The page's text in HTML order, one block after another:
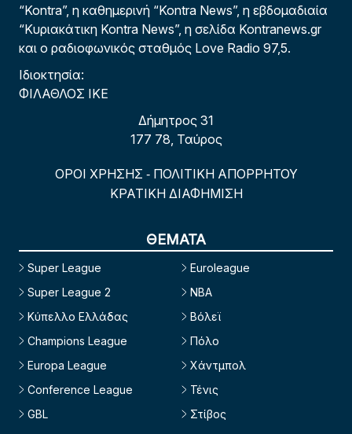
“Kontra”, η καθημερινή “Kontra News”, η εβδομαδιαία
“Κυριακάτικη Kontra News”, η σελίδα Kontranews.gr
και ο ραδιοφωνικός σταθμός Love Radio 97,5.
Ιδιοκτησία:
ΦΙΛΑΘΛΟΣ ΙΚΕ
Δήμητρος 31
177 78, Ταύρος
ΟΡΟΙ ΧΡΗΣΗΣ - ΠΟΛΙΤΙΚΗ ΑΠΟΡΡΗΤΟΥ
ΚΡΑΤΙΚΗ ΔΙΑΦΗΜΙΣΗ
ΘΕΜΑΤΑ
Super League
Super League 2
Κύπελλο Ελλάδας
Champions League
Europa League
Conference League
GBL
Euroleague
NBA
Βόλεϊ
Πόλο
Χάντμπολ
Τένις
Στίβος